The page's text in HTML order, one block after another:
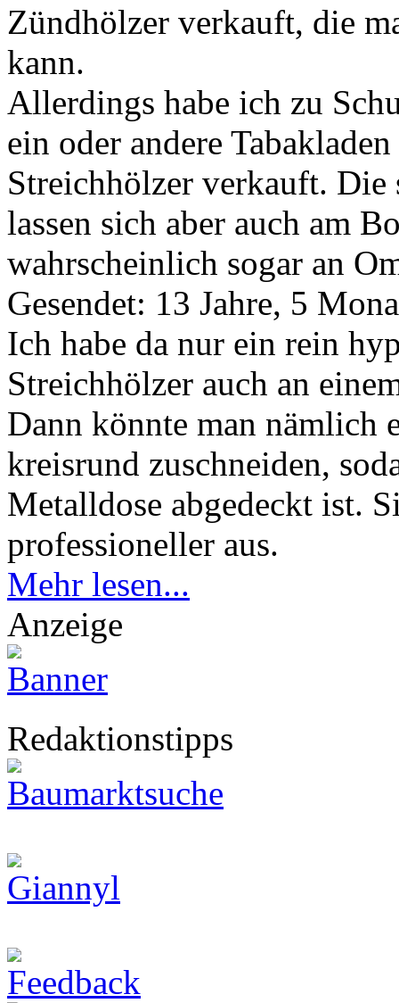
Zündhölzer verkauft, die
kann.
Allerdings habe ich zu
ein oder andere
Streichhölzer verkauft.
lassen sich aber auch am
wahrscheinlich sogar an
Gesendet: 13 Jahre, 5
Ich habe da nur ein rein
Streichhölzer auch an
Dann könnte man nämlich
kreisrund zuschneiden,
Metalldose abgedeckt ist.
professioneller aus.
Mehr lesen...
Anzeige
Redaktionstipps